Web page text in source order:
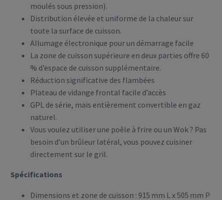
moulés sous pression).
Distribution élevée et uniforme de la chaleur sur
toute la surface de cuisson.
Allumage électronique pour un démarrage facile
La zone de cuisson supérieure en deux parties offre 60
% d’espace de cuisson supplémentaire.
Réduction significative des flambées
Plateau de vidange frontal facile d’accès
GPL de série, mais entièrement convertible en gaz
naturel.
Vous voulez utiliser une poêle à frire ou un Wok ? Pas
besoin d’un brûleur latéral, vous pouvez cuisiner
directement sur le gril.
Spécifications
Dimensions et zone de cuisson : 915 mm L x 505 mm P